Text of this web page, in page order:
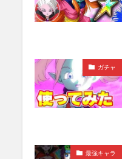
ガチャ
最強キャラ